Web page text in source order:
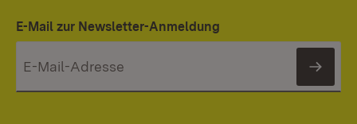
E-Mail zur Newsletter-Anmeldung